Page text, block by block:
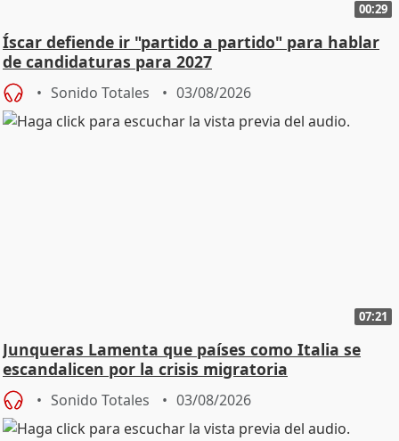
00:29
Íscar defiende ir "partido a partido" para hablar
de candidaturas para 2027
Sonido Totales 03/08/2026
07:21
Junqueras Lamenta que países como Italia se
escandalicen por la crisis migratoria
Sonido Totales 03/08/2026